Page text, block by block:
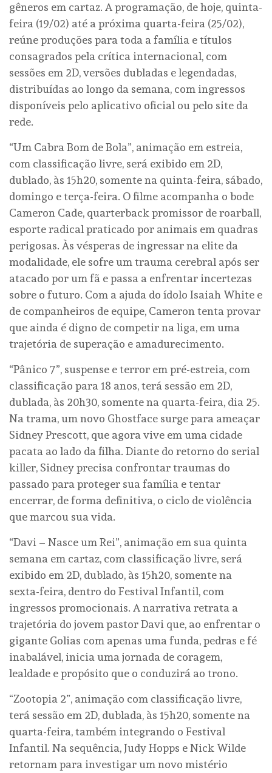
gêneros em cartaz. A programação, de hoje, quinta-
feira (19/02) até a próxima quarta-feira (25/02),
reúne produções para toda a família e títulos
consagrados pela crítica internacional, com
sessões em 2D, versões dubladas e legendadas,
distribuídas ao longo da semana, com ingressos
disponíveis pelo aplicativo oficial ou pelo site da
rede.
“Um Cabra Bom de Bola”, animação em estreia,
com classificação livre, será exibido em 2D,
dublado, às 15h20, somente na quinta-feira, sábado,
domingo e terça-feira. O filme acompanha o bode
Cameron Cade, quarterback promissor de roarball,
esporte radical praticado por animais em quadras
perigosas. Às vésperas de ingressar na elite da
modalidade, ele sofre um trauma cerebral após ser
atacado por um fã e passa a enfrentar incertezas
sobre o futuro. Com a ajuda do ídolo Isaiah White e
de companheiros de equipe, Cameron tenta provar
que ainda é digno de competir na liga, em uma
trajetória de superação e amadurecimento.
“Pânico 7”, suspense e terror em pré-estreia, com
classificação para 18 anos, terá sessão em 2D,
dublada, às 20h30, somente na quarta-feira, dia 25.
Na trama, um novo Ghostface surge para ameaçar
Sidney Prescott, que agora vive em uma cidade
pacata ao lado da filha. Diante do retorno do serial
killer, Sidney precisa confrontar traumas do
passado para proteger sua família e tentar
encerrar, de forma definitiva, o ciclo de violência
que marcou sua vida.
“Davi – Nasce um Rei”, animação em sua quinta
semana em cartaz, com classificação livre, será
exibido em 2D, dublado, às 15h20, somente na
sexta-feira, dentro do Festival Infantil, com
ingressos promocionais. A narrativa retrata a
trajetória do jovem pastor Davi que, ao enfrentar o
gigante Golias com apenas uma funda, pedras e fé
inabalável, inicia uma jornada de coragem,
lealdade e propósito que o conduzirá ao trono.
“Zootopia 2”, animação com classificação livre,
terá sessão em 2D, dublada, às 15h20, somente na
quarta-feira, também integrando o Festival
Infantil. Na sequência, Judy Hopps e Nick Wilde
retornam para investigar um novo mistério